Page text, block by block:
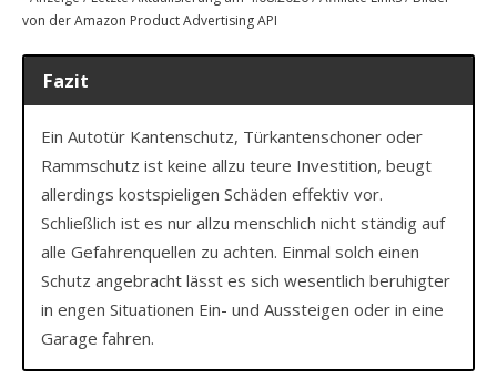
von der Amazon Product Advertising API
Fazit
Ein Autotür Kantenschutz, Türkantenschoner oder
Rammschutz ist keine allzu teure Investition, beugt
allerdings kostspieligen Schäden effektiv vor.
Schließlich ist es nur allzu menschlich nicht ständig auf
alle Gefahrenquellen zu achten. Einmal solch einen
Schutz angebracht lässt es sich wesentlich beruhigter
in engen Situationen Ein- und Aussteigen oder in eine
Garage fahren.